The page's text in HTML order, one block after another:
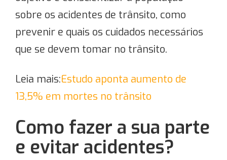
sobre os acidentes de trânsito, como
prevenir e quais os cuidados necessários
que se devem tomar no trânsito.
Leia mais:Estudo aponta aumento de
13,5% em mortes no trânsito
Como fazer a sua parte
e evitar acidentes?